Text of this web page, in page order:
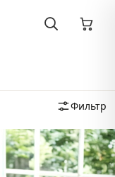
Фильтр